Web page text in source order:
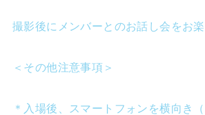
撮影後にメンバーとのお話し会をお楽
＜その他注意事項＞
＊入場後、スマートフォンを横向き